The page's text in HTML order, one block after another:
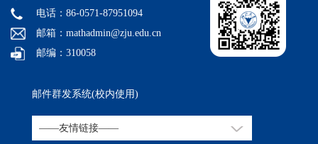
电话：86-0571-87951094
邮箱：mathadmin@zju.edu.cn
邮编：310058
邮件群发系统(校内使用)